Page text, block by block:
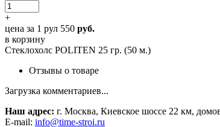
+
цена за 1 рул 550 руб.
в корзину
Стеклохолс POLITEN 25 гр. (50 м.)
Отзывы о товаре
Загрузка комментариев...
Наш адрес: г. Москва, Киевское шоссе 22 км,
E-mail: info@time-stroi.ru